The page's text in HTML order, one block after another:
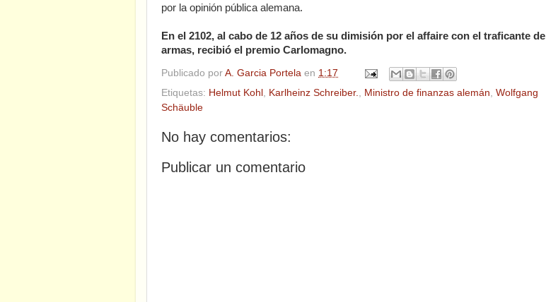
por la opinión pública alemana.
En el 2102, al cabo de 12 años de su dimisión por el affaire con el traficante de
armas, recibió el premio Carlomagno.
Publicado por A. Garcia Portela en 1:17
Etiquetas: Helmut Kohl Karlheinz Schreiber. Ministro de finanzas alemán Wolfgang
Schäuble
No hay comentarios:
Publicar un comentario